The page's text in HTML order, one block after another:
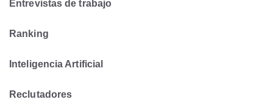
Entrevistas de trabajo
Ranking
Inteligencia Artificial
Reclutadores